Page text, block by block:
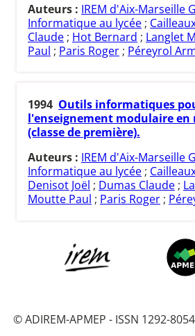
Auteurs : IREM d'Aix-Marseille
Informatique au lycée ;
Claude ; Hot Bernard ; Langlet
Paul ; Paris Roger ; Péreyrol
1994 Outils informatiques
l'enseignement modulaire
(classe de première).
Auteurs : IREM d'Aix-Marseille
Informatique au lycée ;
Denisot Joël ; Dumas Claude ;
Moutte Paul ; Paris Roger ;
© ADIREM-APMEP - ISSN 1292-